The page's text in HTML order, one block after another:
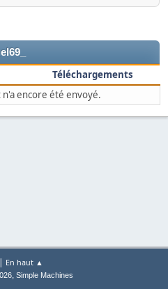
Téléchargements
encore été envoyé.
| En haut ▲
, Simple Machines